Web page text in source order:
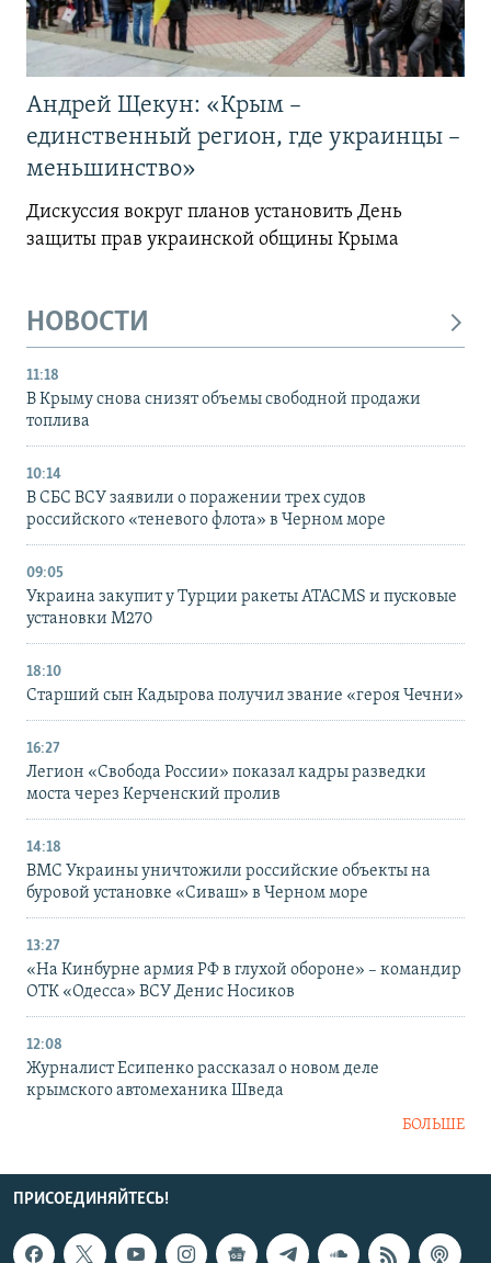
Андрей Щекун: «Крым –
единственный регион, где украинцы –
меньшинство»
Дискуссия вокруг планов установить День
защиты прав украинской общины Крыма
НОВОСТИ
11:18
В Крыму снова снизят объемы свободной продажи
топлива
10:14
В СБС ВСУ заявили о поражении трех судов
российского «теневого флота» в Черном море
09:05
Украина закупит у Турции ракеты ATACMS и пусковые
установки M270
18:10
Старший сын Кадырова получил звание «героя Чечни»
16:27
Легион «Свобода России» показал кадры разведки
моста через Керченский пролив
14:18
ВМС Украины уничтожили российские объекты на
буровой установке «Сиваш» в Черном море
13:27
«На Кинбурне армия РФ в глухой обороне» – командир
ОТК «Одесса» ВСУ Денис Носиков
12:08
Журналист Есипенко рассказал о новом деле
крымского автомеханика Шведа
БОЛЬШЕ
ПРИСОЕДИНЯЙТЕСЬ!